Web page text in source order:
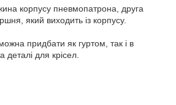
корпусу пневмопатрона, друга
який виходить із корпусу.
придбати як гуртом, так і в
деталі для крісел.